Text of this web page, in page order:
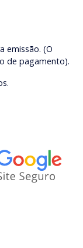
emissão. (O
de pagamento).